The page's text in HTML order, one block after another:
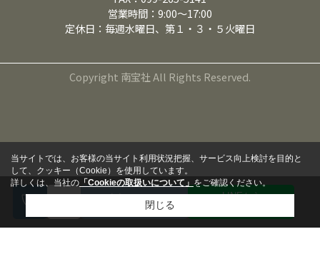
営業時間：9:00～17:00
定休日：毎週水曜日、第１・３・５火曜日
Copyright 南宝社 All Rights Reserved.
来店予約
LINEから
当サイトでは、お客様の当サイト利用状況把握、サービス向上検討を目的と
して、クッキー（Cookie）を使用しています。
詳しくは、当社の 「Cookieの取扱いについて」をご確認ください。
閉じる